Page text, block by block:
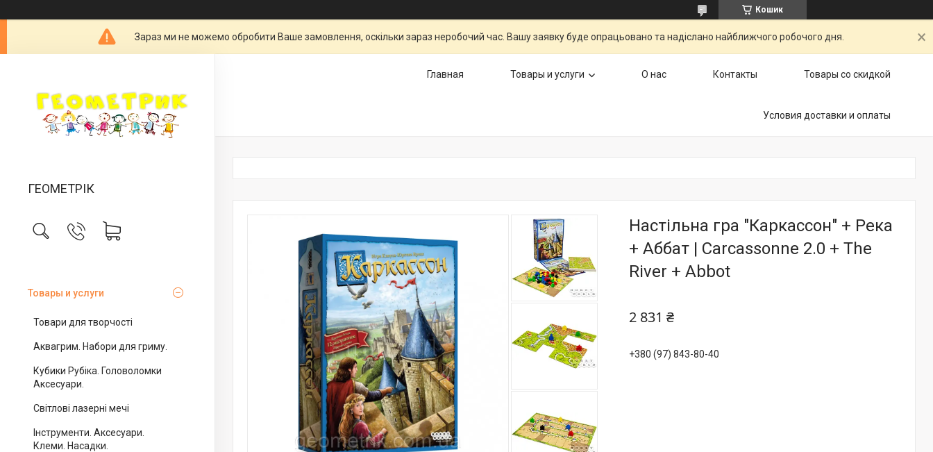
Кошик
Зараз ми не можемо обробити Ваше замовлення, оскільки зараз неробочий час. Вашу заявку буде опрацьовано та надіслано найближчого робочого дня.
ГЕОМЕТРІК
Товары и услуги
Товари для творчості
Аквагрим. Набори для гриму.
Кубики Рубіка. Головоломки
Аксесуари.
Світлові лазерні мечі
Інструменти. Аксесуари.
Клеми. Насадки.
Главная Товары и услуги О нас Контакты Товары со скидкой
Условия доставки и оплаты
Настільна гра "Каркассон" + Река
+ Аббат | Carcassonne 2.0 + The
River + Abbot
2 831 ₴
+380 (97) 843-80-40